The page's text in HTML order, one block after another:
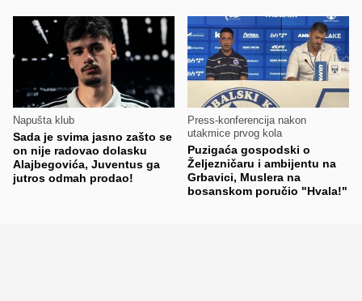
Napušta klub
Sada je svima jasno zašto se
on nije radovao dolasku
Alajbegovića, Juventus ga
jutros odmah prodao!
Press-konferencija nakon
utakmice prvog kola
Puzigaća gospodski o
Željezničaru i ambijentu na
Grbavici, Muslera na
bosanskom poručio "Hvala!"